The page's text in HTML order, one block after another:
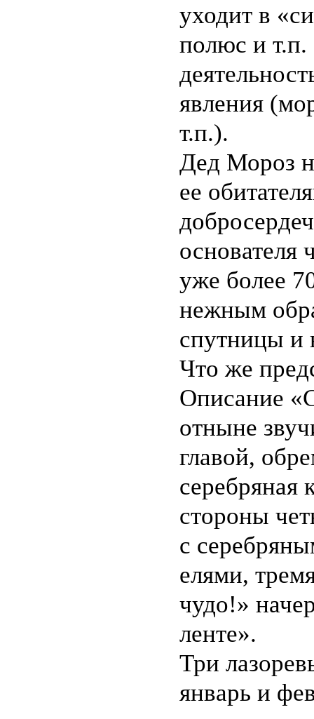
уходит в
полюс и т.п.
явления
т.п.).
Дед Мороз
ее
основателя
уже более
нежным
спутницы и
Что же
Описание
отныне
главой,
серебряная
стороны
с
елями,
чудо!»
ленте».
Три
январь и